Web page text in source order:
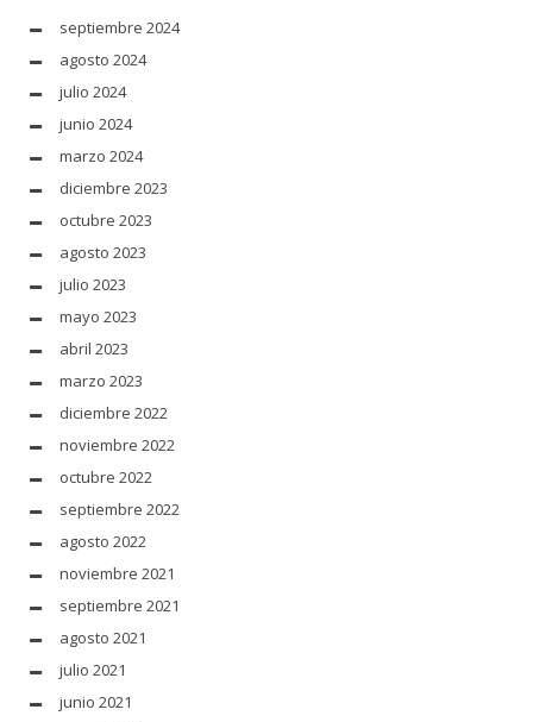
septiembre 2024
agosto 2024
julio 2024
junio 2024
marzo 2024
diciembre 2023
octubre 2023
agosto 2023
julio 2023
mayo 2023
abril 2023
marzo 2023
diciembre 2022
noviembre 2022
octubre 2022
septiembre 2022
agosto 2022
noviembre 2021
septiembre 2021
agosto 2021
julio 2021
junio 2021